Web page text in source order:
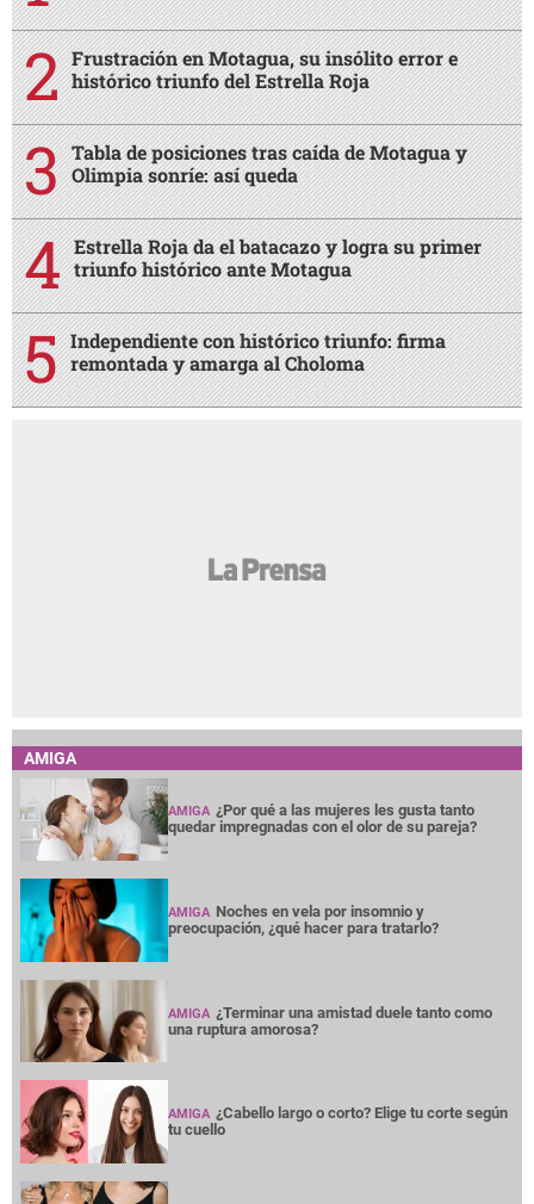
Frustración en Motagua, su insólito error e
histórico triunfo del Estrella Roja
Tabla de posiciones tras caída de Motagua y
Olimpia sonríe: así queda
Estrella Roja da el batacazo y logra su primer
triunfo histórico ante Motagua
Independiente con histórico triunfo: firma
remontada y amarga al Choloma
AMIGA
AMIGA ¿Por qué a las mujeres les gusta tanto
quedar impregnadas con el olor de su pareja?
AMIGA Noches en vela por insomnio y
preocupación, ¿qué hacer para tratarlo?
AMIGA ¿Terminar una amistad duele tanto como
una ruptura amorosa?
AMIGA ¿Cabello largo o corto? Elige tu corte según
tu cuello